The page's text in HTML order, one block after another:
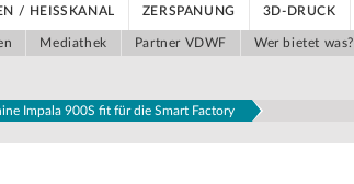
/ HEISSKANAL ZERSPANUNG 3D-DRUCK
Mediathek Partner VDWF Wer bietet was?
Impala 900S fit für die Smart Factory